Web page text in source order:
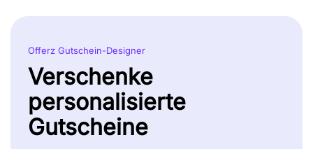
Offerz Gutschein-Designer
Verschenke
personalisierte
Gutscheine